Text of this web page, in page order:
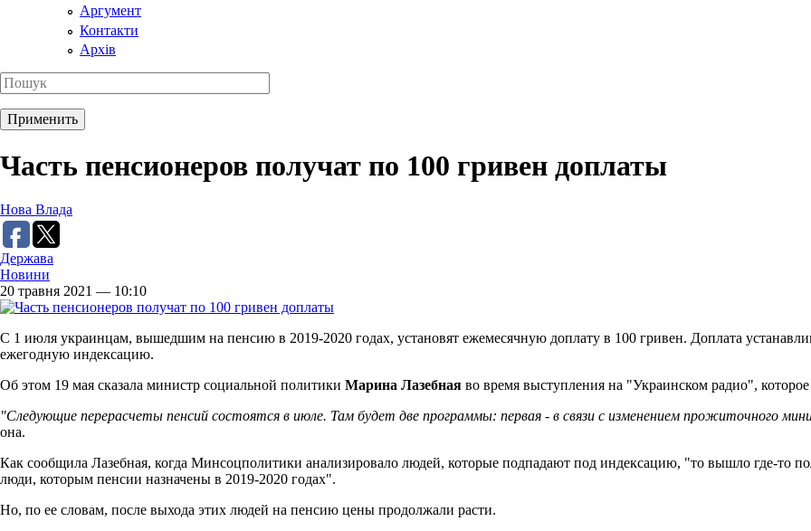
Аргумент
Контакти
Архів
Часть пенсионеров получат по 100 гривен доплаты
Нова Влада
Держава
Новини
20 травня 2021 — 10:10
С 1 июля украинцам, вышедшим на пенсию в 2019-2020 годах, установят ежемесячную доплату в 100 гривен. Доплата
ежегодную индексацию.
Об этом 19 мая сказала министр социальной политики Марина Лазебная во время выступления на "Украинском радио",
"Следующие перерасчеты пенсий состоятся в июле. Там будет две программы: первая - в связи с изменением прожиточного
она.
Как сообщила Лазебная, когда Минсоцполитики анализировало людей, которые подпадают под индексацию, "то вышло где-то
люди, которым пенсии назначены в 2019-2020 годах".
Но, по ее словам, после выхода этих людей на пенсию цены продолжали расти.